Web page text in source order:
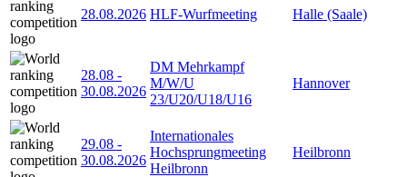
28.08.2026 HLF-Wurfmeeting Halle (Saale)
28.08 -
30.08.2026
DM Mehrkampf
M/W/U
23/U20/U18/U16
Hannover
29.08 -
30.08.2026
Internationales
Hochsprungmeeting
Heilbronn
Heilbronn